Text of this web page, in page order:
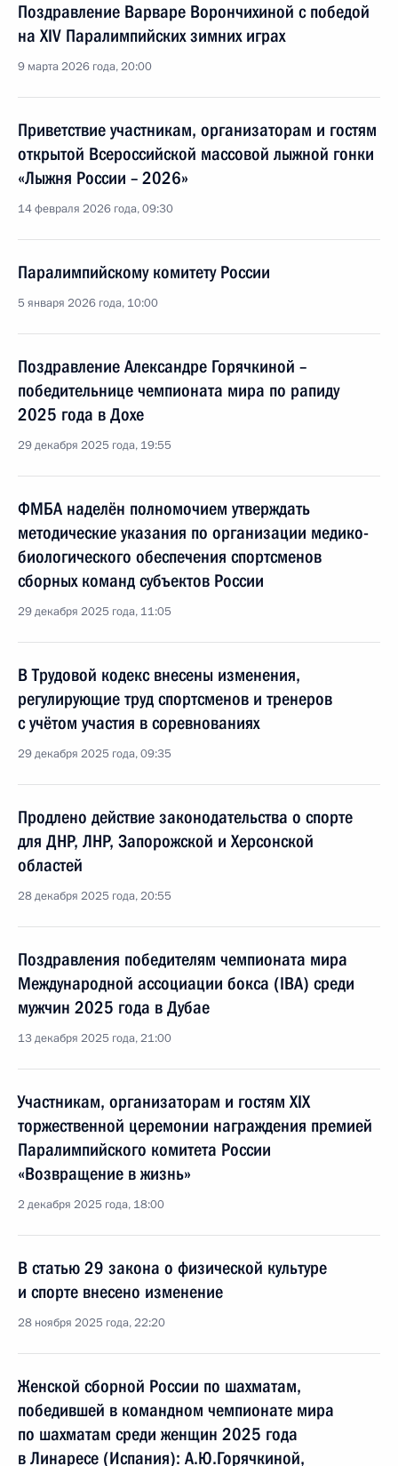
Поздравление Варваре Ворончихиной с победой
на XIV Паралимпийских зимних играх
9 марта 2026 года, 20:00
Приветствие участникам, организаторам и гостям
открытой Всероссийской массовой лыжной гонки
«Лыжня России – 2026»
14 февраля 2026 года, 09:30
Паралимпийскому комитету России
5 января 2026 года, 10:00
Поздравление Александре Горячкиной –
победительнице чемпионата мира по рапиду
2025 года в Дохе
29 декабря 2025 года, 19:55
ФМБА наделён полномочием утверждать
методические указания по организации медико-
биологического обеспечения спортсменов
сборных команд субъектов России
29 декабря 2025 года, 11:05
В Трудовой кодекс внесены изменения,
регулирующие труд спортсменов и тренеров
с учётом участия в соревнованиях
29 декабря 2025 года, 09:35
Продлено действие законодательства о спорте
для ДНР, ЛНР, Запорожской и Херсонской
областей
28 декабря 2025 года, 20:55
Поздравления победителям чемпионата мира
Международной ассоциации бокса (IBА) среди
мужчин 2025 года в Дубае
13 декабря 2025 года, 21:00
Участникам, организаторам и гостям XIX
торжественной церемонии награждения премией
Паралимпийского комитета России
«Возвращение в жизнь»
2 декабря 2025 года, 18:00
В статью 29 закона о физической культуре
и спорте внесено изменение
28 ноября 2025 года, 22:20
Женской сборной России по шахматам,
победившей в командном чемпионате мира
по шахматам среди женщин 2025 года
в Линаресе (Испания): А.Ю.Горячкиной,